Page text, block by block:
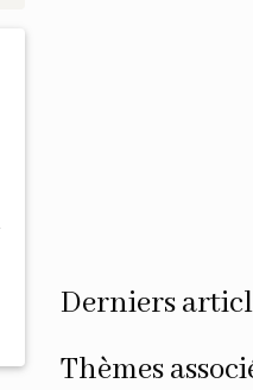
Derniers
Thèmes